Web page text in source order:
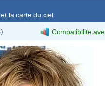
la carte du ciel
Compatibilité